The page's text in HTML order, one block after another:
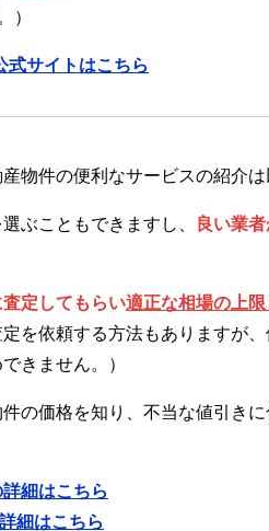
）
式サイトはこちら
物件の便利なサービスの紹介は
ぶこともできますし、
良い業
定してもらい適正な相場の上限
定を依頼する方法もありますが
きません。）
の価格を知り、不当な値引き
細はこちら
細はこちら